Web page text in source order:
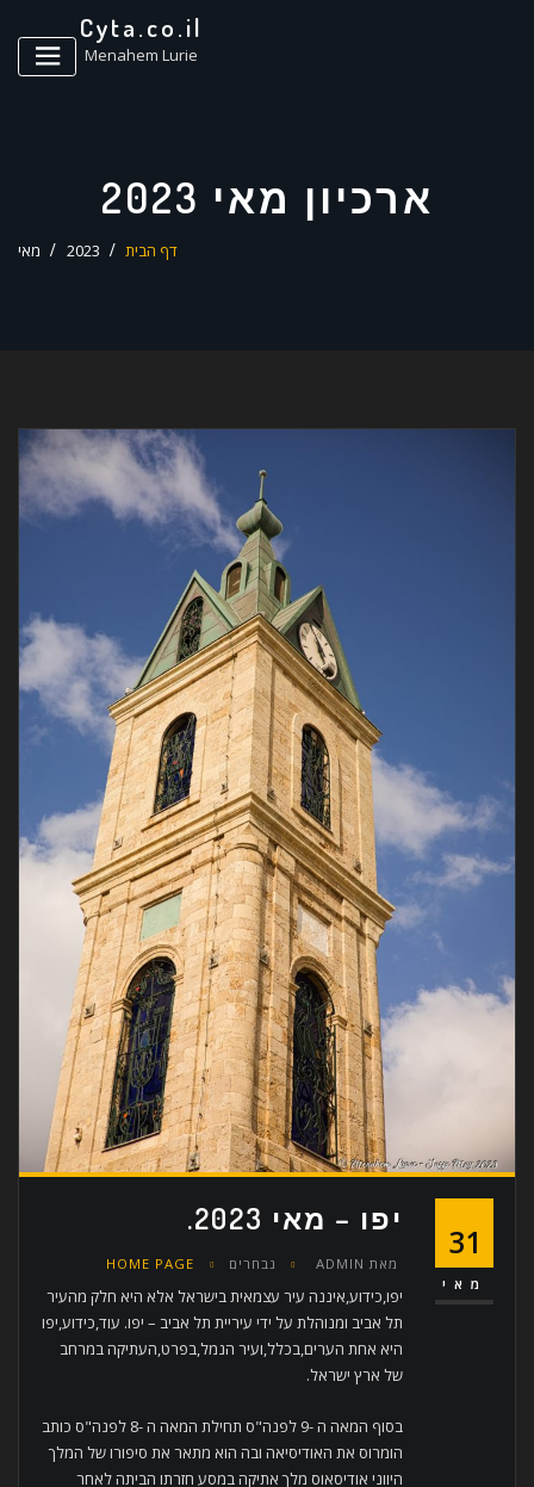
Cyta.co.il
Menahem Lurie
ארכיון מאי 2023
דף הבית 2023 מאי
31
מאי
יפו – מאי 2023.
מאת ADMIN נבחרים HOME PAGE
יפו,כידוע,איננה עיר עצמאית בישראל אלא היא חלק מהעיר
תל אביב ומנוהלת על ידי עיריית תל אביב – יפו. עוד,כידוע,יפו
היא אחת הערים,בכלל,ועיר הנמל,בפרט,העתיקה במרחב
של ארץ ישראל.
בסוף המאה ה -9 לפנה"ס תחילת המאה ה -8 לפנה"ס כותב
הומרוס את האודיסיאה ובה הוא מתאר את סיפורו של המלך
היווני אודיסאוס מלך אתיקה במסע חזרתו הביתה לאחר